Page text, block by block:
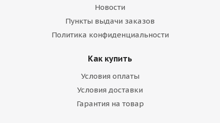
Новости
Пункты выдачи заказов
Политика конфиденциальности
Как купить
Условия оплаты
Условия доставки
Гарантия на товар